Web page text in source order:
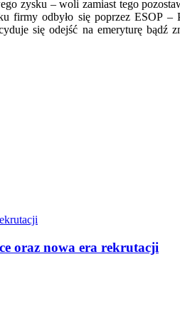
zysku – woli zamiast tego
odbyło się poprzez ESOP
się odejść na emeryturę bądź
oraz nowa era rekrutacji